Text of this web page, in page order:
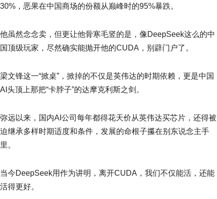
30%，恶果在中国商场的份额从巅峰时的95%暴跌。
他虽然念念卖，但更让他骨寒毛竖的是，像DeepSeek这么的中
国顶级玩家，尽然确实能抛开他的CUDA，别辟门户了。
梁文锋这一“掀桌”，掀掉的不仅是英伟达的时期依赖，更是中国
AI头顶上那把“卡脖子”的达摩克利斯之剑。
弥远以来，国内AI公司每年都得花天价从英伟达买芯片，还得被
迫继承多样时期适度和条件，发展的命根子攥在别东说念主手
里。
当今DeepSeek用作为讲明，离开CUDA，我们不仅能活，还能
活得更好。